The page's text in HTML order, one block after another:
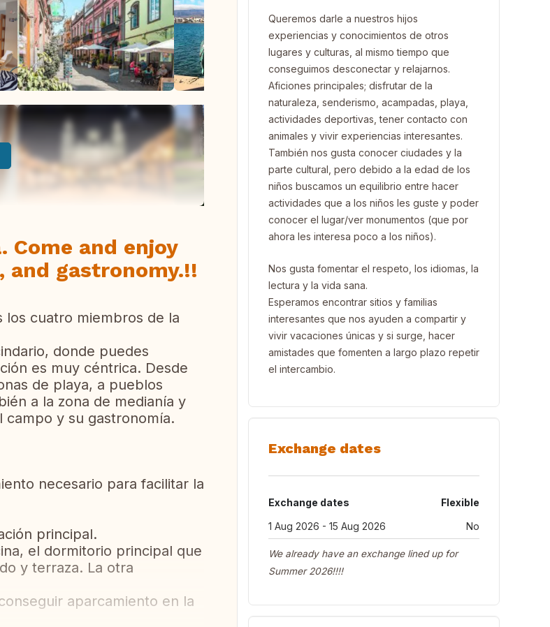
Come and enjoy
and gastronomy.!!
los cuatro miembros de la
donde puedes
es muy céntrica. Desde
de playa, a pueblos
a la zona de medianía y
y su gastronomía.
necesario para facilitar la
principal.
el dormitorio principal que
y terraza. La otra
aparcamiento en la
Queremos darle a nuestros hijos
experiencias y conocimientos de otros
lugares y culturas, al mismo tiempo que
conseguimos desconectar y relajarnos.
Aficiones principales; disfrutar de la
naturaleza, senderismo, acampadas, playa,
actividades deportivas, tener contacto con
animales y vivir experiencias interesantes.
También nos gusta conocer ciudades y la
parte cultural, pero debido a la edad de los
niños buscamos un equilibrio entre hacer
actividades que a los niños les guste y poder
conocer el lugar/ver monumentos (que por
ahora les interesa poco a los niños).
Nos gusta fomentar el respeto, los idiomas, la
lectura y la vida sana.
Esperamos encontrar sitios y familias
interesantes que nos ayuden a compartir y
vivir vacaciones únicas y si surge, hacer
amistades que fomenten a largo plazo repetir
el intercambio.
Exchange dates
Exchange dates
Flexible
1 Aug 2026 - 15 Aug 2026
No
We already have an exchange lined up for
Summer 2026!!!!